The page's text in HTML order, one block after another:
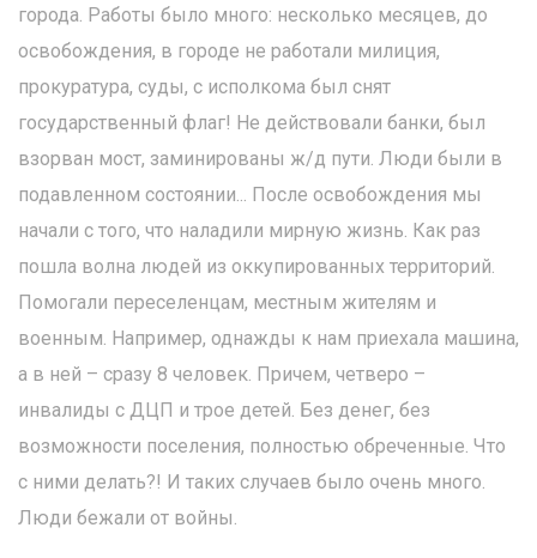
города. Работы было много: несколько месяцев, до
освобождения, в городе не работали милиция,
прокуратура, суды, с исполкома был снят
государственный флаг! Не действовали банки, был
взорван мост, заминированы ж/д пути. Люди были в
подавленном состоянии... После освобождения мы
начали с того, что наладили мирную жизнь. Как раз
пошла волна людей из оккупированных территорий.
Помогали переселенцам, местным жителям и
военным. Например, однажды к нам приехала машина,
а в ней – сразу 8 человек. Причем, четверо –
инвалиды с ДЦП и трое детей. Без денег, без
возможности поселения, полностью обреченные. Что
с ними делать?! И таких случаев было очень много.
Люди бежали от войны.